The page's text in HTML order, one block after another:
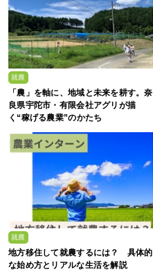
就農
「農」を軸に、地域と未来を耕す。奈
良県宇陀市・有限会社アグリが描
く“稼げる農業”のかたち
就農
地方移住して就農するには？ 具体的
な始め方とリアルな生活を解説